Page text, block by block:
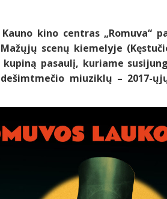
Kauno kino centras
scenų kiemelyje
pasaulį, kuriame
miuziklų – 2017-